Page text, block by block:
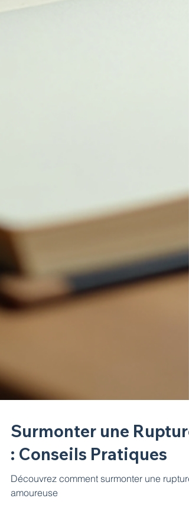
Surmonter une Rupture
: Conseils Pratiques